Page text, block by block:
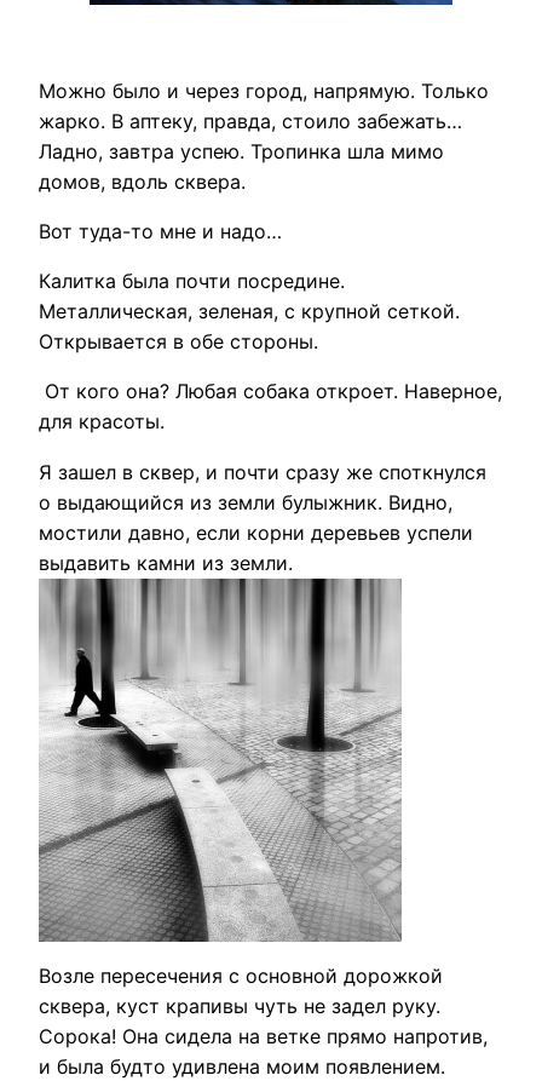
Можно было и через город, напрямую. Только
жарко. В аптеку, правда, стоило забежать…
Ладно, завтра успею. Тропинка шла мимо
домов, вдоль сквера.
Вот туда-то мне и надо…
Калитка была почти посредине.
Металлическая, зеленая, с крупной сеткой.
Открывается в обе стороны.
От кого она? Любая собака откроет. Наверное,
для красоты.
Я зашел в сквер, и почти сразу же споткнулся
о выдающийся из земли булыжник. Видно,
мостили давно, если корни деревьев успели
выдавить камни из земли.
Возле пересечения с основной дорожкой
сквера, куст крапивы чуть не задел руку.
Сорока! Она сидела на ветке прямо напротив,
и была будто удивлена моим появлением.